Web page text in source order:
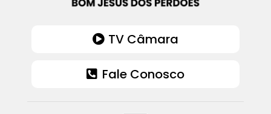
TV Câmara
Fale Conosco